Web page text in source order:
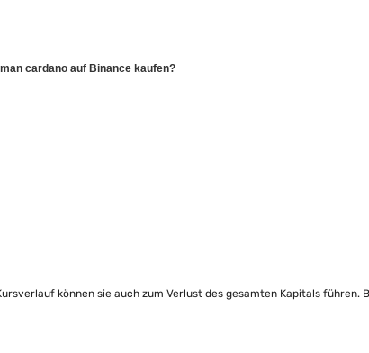
cardano auf Binance kaufen?
können sie auch zum Verlust des gesamten Kapitals